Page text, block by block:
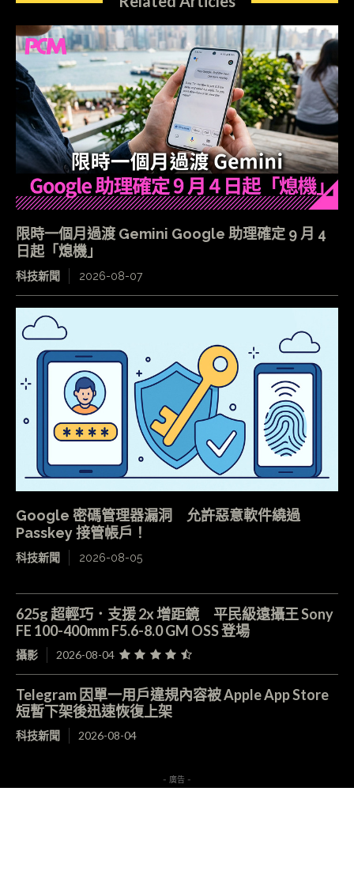
限時一個月過渡 Gemini Google 助理確定 9 月 4
日起「熄機」
科技新聞 2026-08-07
Google 密碼管理器漏洞 允許惡意軟件繞過
Passkey 接管帳戶！
科技新聞 2026-08-05
625g 超輕巧．支援 2x 增距鏡 平民級遠攝王 Sony
FE 100-400mm F5.6-8.0 GM OSS 登場
攝影 2026-08-04
Telegram 因單一用戶違規內容被 Apple App Store
短暫下架後迅速恢復上架
科技新聞 2026-08-04
- 廣告 -